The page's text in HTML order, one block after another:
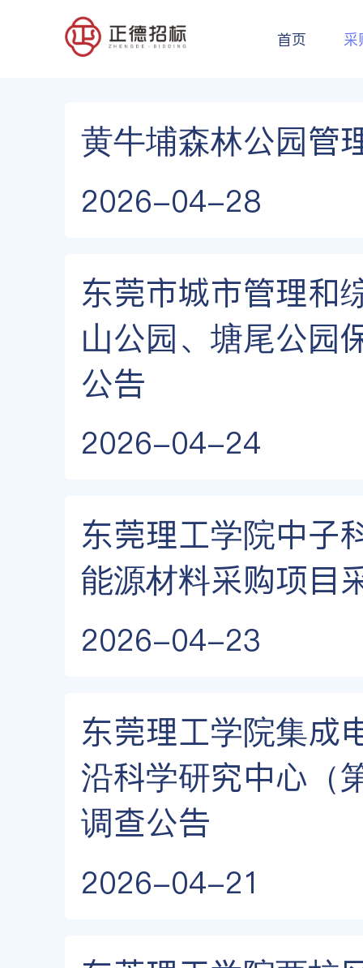
首页 采
黄牛埔森林公园管
2026-04-28
东莞市城市管理和
山公园、塘尾公园
公告
2026-04-24
东莞理工学院中子
能源材料采购项目
2026-04-23
东莞理工学院集成
沿科学研究中心（
调查公告
2026-04-21